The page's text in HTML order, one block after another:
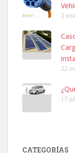
2
22
17
CATEGORÍAS